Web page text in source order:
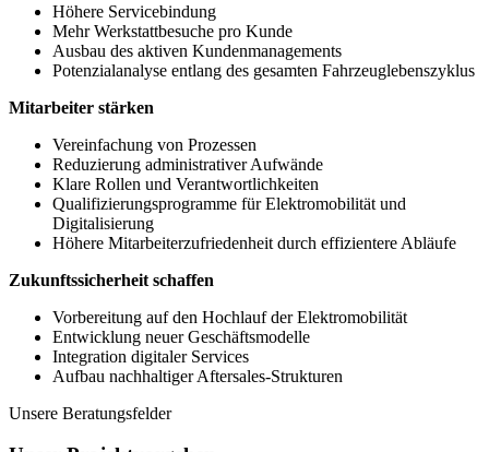
Höhere Servicebindung
Mehr Werkstattbesuche pro Kunde
Ausbau des aktiven Kundenmanagements
Potenzialanalyse entlang des gesamten Fahrzeuglebenszyklus
Mitarbeiter stärken
Vereinfachung von Prozessen
Reduzierung administrativer Aufwände
Klare Rollen und Verantwortlichkeiten
Qualifizierungsprogramme für Elektromobilität und
Digitalisierung
Höhere Mitarbeiterzufriedenheit durch effizientere Abläufe
Zukunftssicherheit schaffen
Vorbereitung auf den Hochlauf der Elektromobilität
Entwicklung neuer Geschäftsmodelle
Integration digitaler Services
Aufbau nachhaltiger Aftersales-Strukturen
Unsere Beratungsfelder